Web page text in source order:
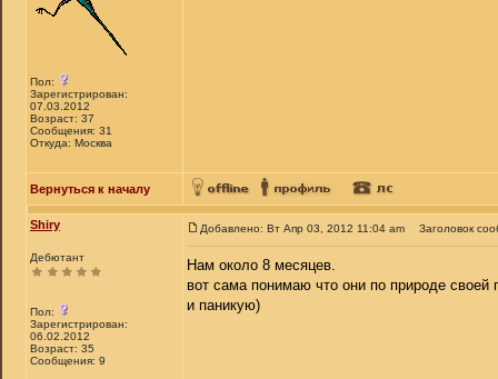
Пол:
Зарегистрирован:
07.03.2012
Возраст: 37
Сообщения: 31
Откуда: Москва
Вернуться к началу
Shiry
Дебютант
Пол:
Зарегистрирован:
06.02.2012
Возраст: 35
Сообщения: 9
Добавлено: Вт Апр 03, 2012 11:04 am Заголовок
Нам около 8 месяцев.
вот сама понимаю что они по природе своей
и паникую)